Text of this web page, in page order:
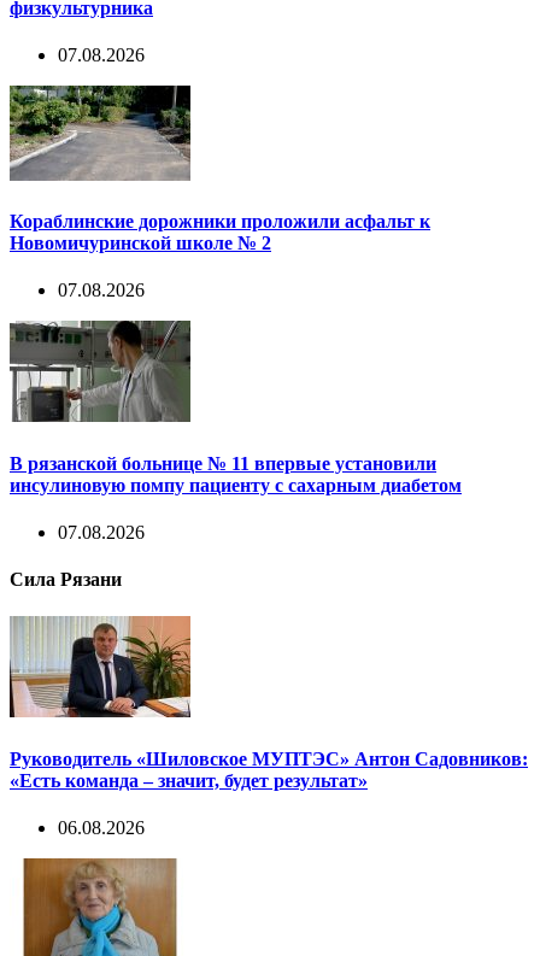
физкультурника
07.08.2026
Кораблинские дорожники проложили асфальт к
Новомичуринской школе № 2
07.08.2026
В рязанской больнице № 11 впервые установили
инсулиновую помпу пациенту с сахарным диабетом
07.08.2026
Сила Рязани
Руководитель «Шиловское МУПТЭС» Антон Садовников:
«Есть команда – значит, будет результат»
06.08.2026